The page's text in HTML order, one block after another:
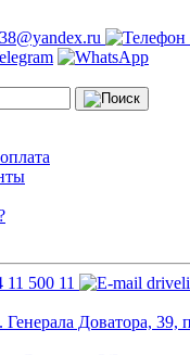
11 500 11
Генерала Доватора, 39,